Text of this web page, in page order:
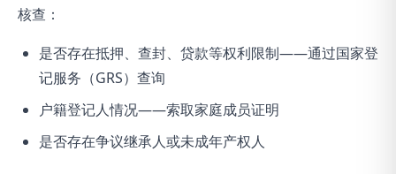
核查：
是否存在抵押、查封、贷款等权利限制——通过国家登
记服务（GRS）查询
户籍登记人情况——索取家庭成员证明
是否存在争议继承人或未成年产权人